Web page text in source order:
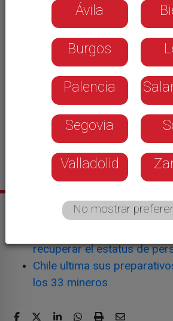
descenso
El último en salir será
jefe del grupo de
Noticias relacionadas
recuperar el estatus de
Chile ultima sus
los 33 mineros
Ávila
Burgos
Palencia
Segovia
Valladolid
No mostrar